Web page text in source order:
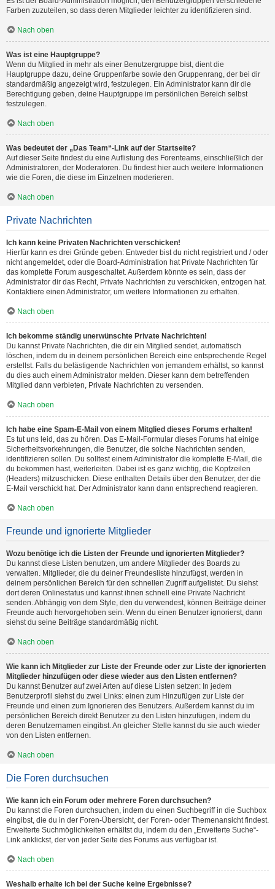
Farben zuzuteilen, so dass deren Mitglieder leichter zu identifizieren sind.
Nach oben
Was ist eine Hauptgruppe?
Wenn du Mitglied in mehr als einer Benutzergruppe bist, dient die
Hauptgruppe dazu, deine Gruppenfarbe sowie den Gruppenrang, der bei dir
standardmäßig angezeigt wird, festzulegen. Ein Administrator kann dir die
Berechtigung geben, deine Hauptgruppe im persönlichen Bereich selbst
festzulegen.
Nach oben
Was bedeutet der „Das Team“-Link auf der Startseite?
Auf dieser Seite findest du eine Auflistung des Forenteams, einschließlich der
Administratoren, der Moderatoren. Du findest hier auch weitere Informationen
wie die Foren, die diese im Einzelnen moderieren.
Nach oben
Private Nachrichten
Ich kann keine Privaten Nachrichten verschicken!
Hierfür kann es drei Gründe geben: Entweder bist du nicht registriert und / oder
nicht angemeldet, oder die Board-Administration hat Private Nachrichten für
das komplette Forum ausgeschaltet. Außerdem könnte es sein, dass der
Administrator dir das Recht, Private Nachrichten zu verschicken, entzogen hat.
Kontaktiere einen Administrator, um weitere Informationen zu erhalten.
Nach oben
Ich bekomme ständig unerwünschte Private Nachrichten!
Du kannst Private Nachrichten, die dir ein Mitglied sendet, automatisch
löschen, indem du in deinem persönlichen Bereich eine entsprechende Regel
erstellst. Falls du belästigende Nachrichten von jemandem erhältst, so kannst
du dies auch einem Administrator melden. Dieser kann dem betreffenden
Mitglied dann verbieten, Private Nachrichten zu versenden.
Nach oben
Ich habe eine Spam-E-Mail von einem Mitglied dieses Forums erhalten!
Es tut uns leid, das zu hören. Das E-Mail-Formular dieses Forums hat einige
Sicherheitsvorkehrungen, die Benutzer, die solche Nachrichten senden,
identifizieren sollen. Du solltest einem Administrator die komplette E-Mail, die
du bekommen hast, weiterleiten. Dabei ist es ganz wichtig, die Kopfzeilen
(Headers) mitzuschicken. Diese enthalten Details über den Benutzer, der die
E-Mail verschickt hat. Der Administrator kann dann entsprechend reagieren.
Nach oben
Freunde und ignorierte Mitglieder
Wozu benötige ich die Listen der Freunde und ignorierten Mitglieder?
Du kannst diese Listen benutzen, um andere Mitglieder des Boards zu
verwalten. Mitglieder, die du deiner Freundesliste hinzufügst, werden in
deinem persönlichen Bereich für den schnellen Zugriff aufgelistet. Du siehst
dort deren Onlinestatus und kannst ihnen schnell eine Private Nachricht
senden. Abhängig von dem Style, den du verwendest, können Beiträge deiner
Freunde auch hervorgehoben sein. Wenn du einen Benutzer ignorierst, dann
siehst du seine Beiträge standardmäßig nicht.
Nach oben
Wie kann ich Mitglieder zur Liste der Freunde oder zur Liste der ignorierten
Mitglieder hinzufügen oder diese wieder aus den Listen entfernen?
Du kannst Benutzer auf zwei Arten auf diese Listen setzen: In jedem
Benutzerprofil siehst du zwei Links: einen zum Hinzufügen zur Liste der
Freunde und einen zum Ignorieren des Benutzers. Außerdem kannst du im
persönlichen Bereich direkt Benutzer zu den Listen hinzufügen, indem du
deren Benutzernamen eingibst. An gleicher Stelle kannst du sie auch wieder
von den Listen entfernen.
Nach oben
Die Foren durchsuchen
Wie kann ich ein Forum oder mehrere Foren durchsuchen?
Du kannst die Foren durchsuchen, indem du einen Suchbegriff in die Suchbox
eingibst, die du in der Foren-Übersicht, der Foren- oder Themenansicht findest.
Erweiterte Suchmöglichkeiten erhältst du, indem du den „Erweiterte Suche“-
Link anklickst, der von jeder Seite des Forums aus verfügbar ist.
Nach oben
Weshalb erhalte ich bei der Suche keine Ergebnisse?